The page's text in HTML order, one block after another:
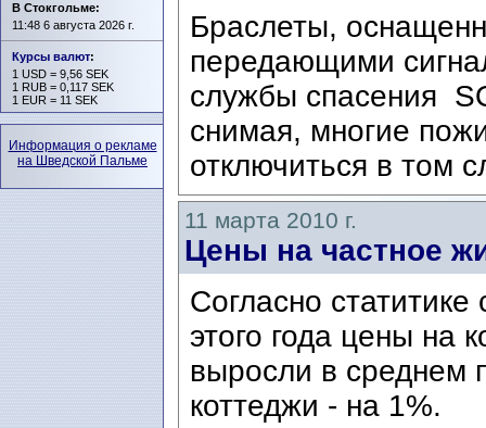
Браслеты,
передающими
службы спасения
снимая, многие
отключиться в том
11 марта 2010 г.
Цены на частное
Согласно
этого года цены на
выросли в среднем
коттеджи - на 1%.
В Стокгольме:
11:48 6 августа 2026 г.
Курсы валют:
1 USD = 9,56 SEK
1 RUB = 0,117 SEK
1 EUR = 11 SEK
Информация о рекламе
на Шведской Пальме